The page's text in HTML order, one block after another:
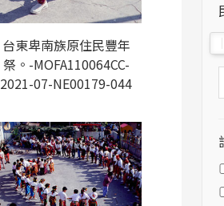
台東卑南族原住民豐年
祭。-MOFA110064CC-
2021-07-NE00179-044